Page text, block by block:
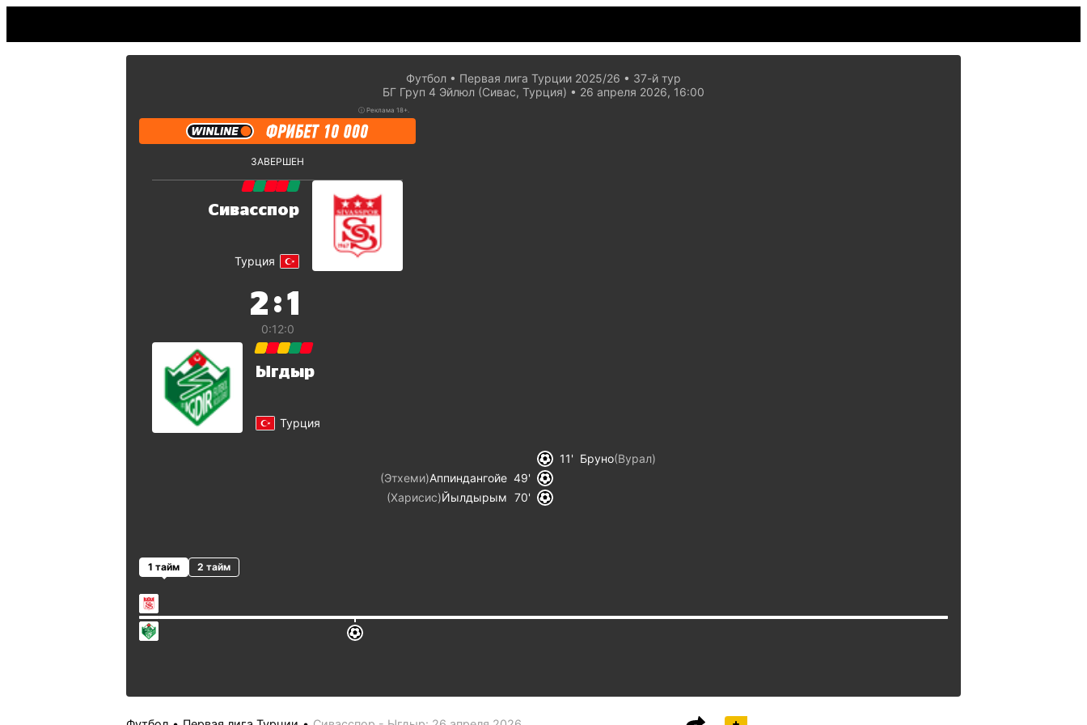
Футбол Первая лига Турции 2025/26
37-й тур
БГ Груп 4 Эйлюл (Сивас, Турция)
26 апреля 2026, 16:00
ⓘ Реклама 18+.
ЗАВЕРШЕН
Сивасспор
Турция
2 :1
0:12:0
Ыгдыр
Турция
11 (Вурал)
Бруно
(Этхеми)Аппиндангойе 49
(Харисис)Йылдырым 70
1 тайм 2 тайм